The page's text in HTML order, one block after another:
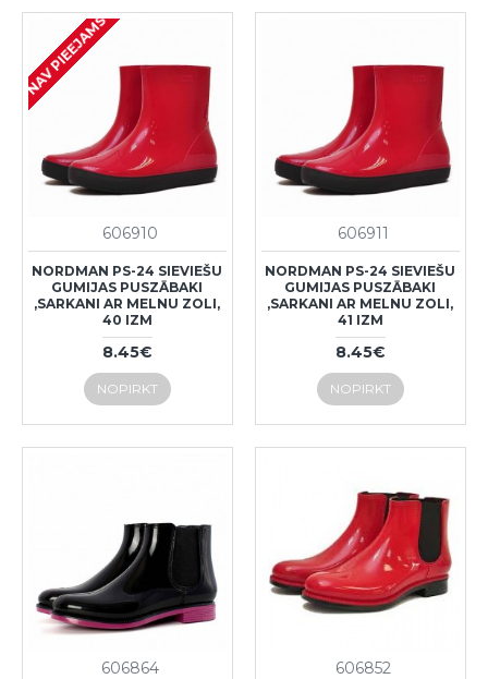
NAV PIEEJAMS
606910
NORDMAN PS-24 SIEVIEŠU
GUMIJAS PUSZĀBAKI
,SARKANI AR MELNU ZOLI,
40 IZM
8.45€
NOPIRKT
606911
NORDMAN PS-24 SIEVIEŠU
GUMIJAS PUSZĀBAKI
,SARKANI AR MELNU ZOLI,
41 IZM
8.45€
NOPIRKT
606864 606852